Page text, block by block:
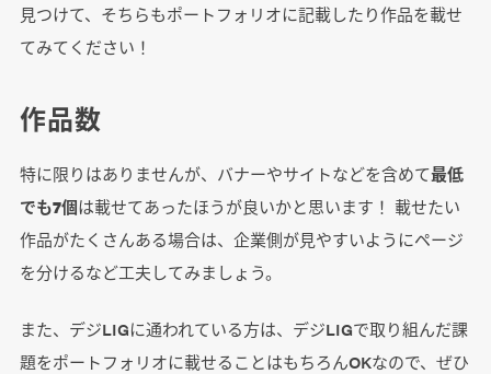
見つけて、そちらもポートフォリオに記載したり作品を載せ
てみてください！
作品数
特に限りはありませんが、バナーやサイトなどを含めて最低
でも7個は載せてあったほうが良いかと思います！ 載せたい
作品がたくさんある場合は、企業側が見やすいようにページ
を分けるなど工夫してみましょう。
また、デジLIGに通われている方は、デジLIGで取り組んだ課
題をポートフォリオに載せることはもちろんOKなので、ぜひ